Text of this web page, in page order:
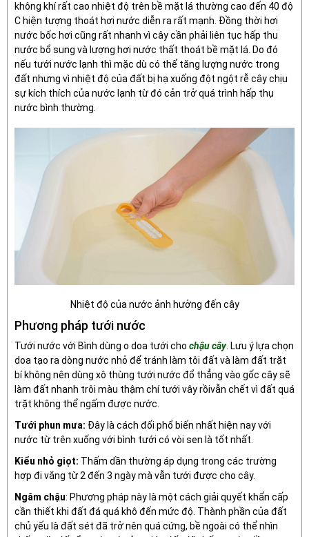
không khí rất cao nhiệt độ trên bề mặt lá thường cao đến 40 độ
C hiện tượng thoát hơi nước diễn ra rất mạnh. Đồng thời hơi
nước bốc hơi cũng rất nhanh vì cây cần phải liên tục hấp thu
nước bổ sung và lượng hơi nước thất thoát bề mặt lá. Do đó
nếu tưới nước lạnh thì mặc dù có thể tăng lượng nước trong
đất nhưng vì nhiệt độ của đất bị hạ xuống đột ngột rễ cây chịu
sự kích thích của nước lạnh từ đó cản trở quá trình hấp thụ
nước bình thường.
Nhiệt độ của nước ảnh hưởng đến cây
Phương pháp tưới nước
Tưới nước với Bình dùng o doa tưới cho chậu cây. Lưu ý lựa chọn
doa tạo ra dòng nước nhỏ để tránh làm tôi đất và làm đất trặt
bí không nên dùng xô thùng tưới nước đổ thẳng vào gốc cây sẽ
làm đất nhanh trôi màu thậm chí tưới vây rồivẫn chết vì đất quá
trặt không thể ngấm được nước.
Tưới phun mưa: Đây là cách đối phổ biến nhất hiện nay với
nước từ trên xuống với bình tưới có vòi sen là tốt nhất.
Kiểu nhỏ giọt: Thấm dần thường áp dụng trong các trường
hợp đi vắng từ 2 đến 3 ngày mà vẫn tưới được cho cây.
Ngâm chậu: Phương pháp này là một cách giải quyết khẩn cấp
cần thiết khi đất đá quá khô đến mức độ. Thành phần của đất
chủ yếu là đất sét đã trở nên quá cứng, bề ngoài có thể nhìn